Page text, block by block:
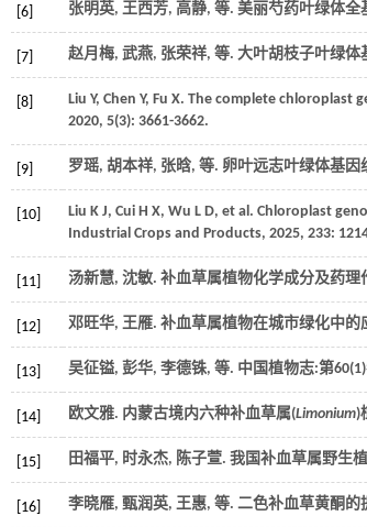
[6] 张明英, 王西芳, 高静, 等. 美丽芍药叶绿体全
[7] 赵月梅, 武燕, 张荣祥, 等. 大叶胡枝子叶绿体
[8] Liu Y, Chen Y, Fu X. The complete chloroplast
2020, 5(3): 3661-3662.
[9] 罗瑶, 胡本祥, 张晗, 等. 卵叶远志叶绿体基
[10] Liu K J, Cui H X, Wu L D, et al. Chloroplast
Industrial Crops and Products, 2025, 233:
[11] 汤新慧, 沈敏. 补血草属植物化学成分及药理
[12] 邓旺华, 王雁. 补血草属植物在城市绿化中的
[13] 吴征镒, 彭华, 李德铢, 等. 中国植物志:第
[14] 欧文雅. 内蒙古境内六种补血草属(Limonium)
[15] 田福平, 时永杰, 陈子萱. 我国补血草属野生
[16] 李晓雁, 甄润英, 王惠, 等. 二色补血草黄酮的